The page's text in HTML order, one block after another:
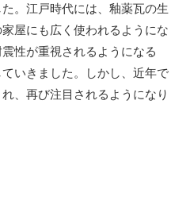
。江戸時代には、釉薬瓦の生
屋にも広く使われるようにな
性が重視されるようになる
いきました。しかし、近年で
、再び注目されるようになり